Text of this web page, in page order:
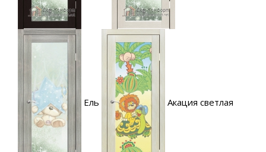
Ель Акация светлая